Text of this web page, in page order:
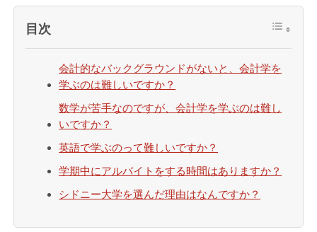
目次
会計的なバックグラウンドがないと、会計学を
学ぶのは難しいですか？
数学が苦手なのですが、会計学を学ぶのは難し
いですか？
英語で学ぶのって難しいですか？
学期中にアルバイトをする時間はありますか？
シドニー大学を選んだ理由はなんですか？